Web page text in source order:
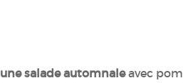
une salade automnaleavec